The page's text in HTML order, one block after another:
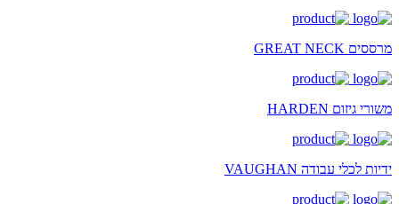
מרססים GREAT NECK
משורי גיזום HARDEN
ידיות לכלי עבודה VAUGHAN